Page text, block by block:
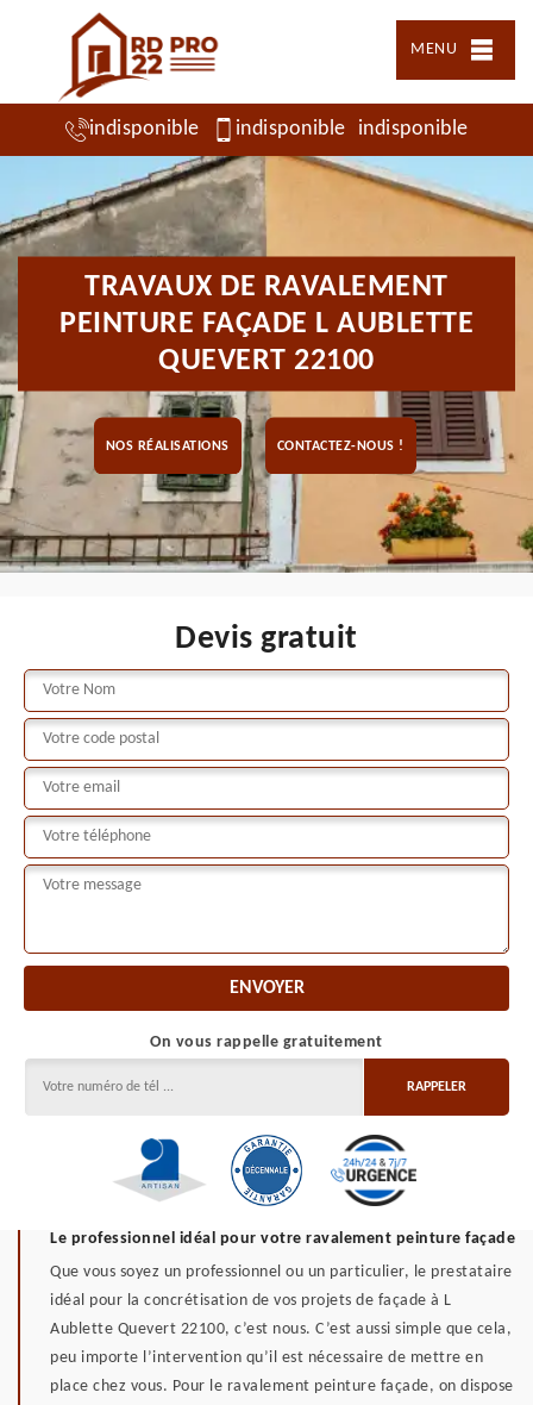
MENU
indisponible indisponible indisponible
TRAVAUX DE RAVALEMENT
PEINTURE FAÇADE L AUBLETTE
QUEVERT 22100
NOS RÉALISATIONS CONTACTEZ-NOUS !
Devis gratuit
On vous rappelle gratuitement
Le professionnel idéal pour votre ravalement peinture façade
Que vous soyez un professionnel ou un particulier, le prestataire
idéal pour la concrétisation de vos projets de façade à L
Aublette Quevert 22100, c’est nous. C’est aussi simple que cela,
peu importe l’intervention qu’il est nécessaire de mettre en
place chez vous. Pour le ravalement peinture façade, on dispose